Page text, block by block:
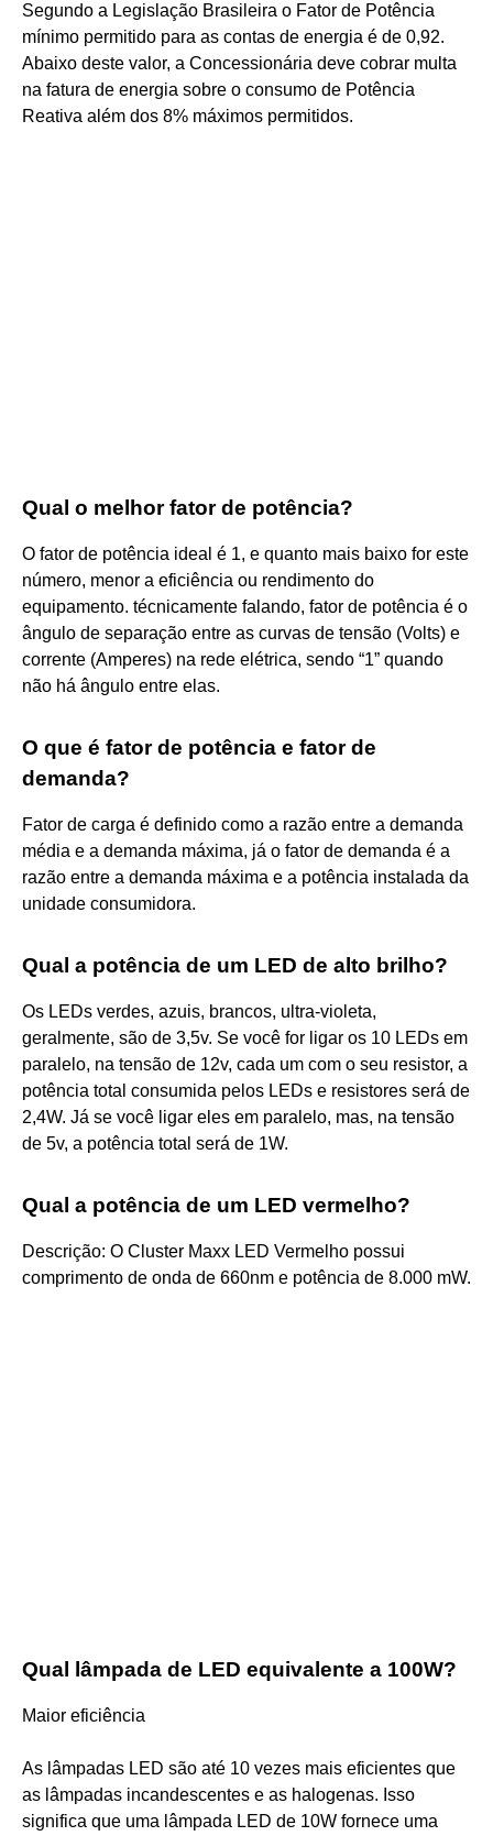
Segundo a Legislação Brasileira o Fator de Potência
mínimo permitido para as contas de energia é de 0,92.
Abaixo deste valor, a Concessionária deve cobrar multa
na fatura de energia sobre o consumo de Potência
Reativa além dos 8% máximos permitidos.
Qual o melhor fator de potência?
O fator de potência ideal é 1, e quanto mais baixo for este
número, menor a eficiência ou rendimento do
equipamento. técnicamente falando, fator de potência é o
ângulo de separação entre as curvas de tensão (Volts) e
corrente (Amperes) na rede elétrica, sendo “1” quando
não há ângulo entre elas.
O que é fator de potência e fator de
demanda?
Fator de carga é definido como a razão entre a demanda
média e a demanda máxima, já o fator de demanda é a
razão entre a demanda máxima e a potência instalada da
unidade consumidora.
Qual a potência de um LED de alto brilho?
Os LEDs verdes, azuis, brancos, ultra-violeta,
geralmente, são de 3,5v. Se você for ligar os 10 LEDs em
paralelo, na tensão de 12v, cada um com o seu resistor, a
potência total consumida pelos LEDs e resistores será de
2,4W. Já se você ligar eles em paralelo, mas, na tensão
de 5v, a potência total será de 1W.
Qual a potência de um LED vermelho?
Descrição: O Cluster Maxx LED Vermelho possui
comprimento de onda de 660nm e potência de 8.000 mW.
Qual lâmpada de LED equivalente a 100W?
Maior eficiência
As lâmpadas LED são até 10 vezes mais eficientes que
as lâmpadas incandescentes e as halogenas. Isso
significa que uma lâmpada LED de 10W fornece uma